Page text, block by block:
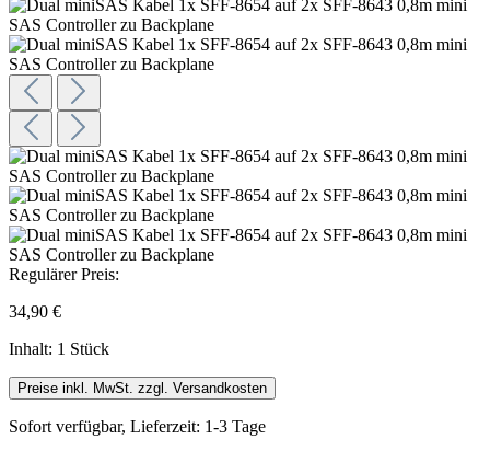
Regulärer Preis:
34,90 €
Inhalt: 1 Stück
Preise inkl. MwSt. zzgl. Versandkosten
Sofort verfügbar, Lieferzeit: 1-3 Tage